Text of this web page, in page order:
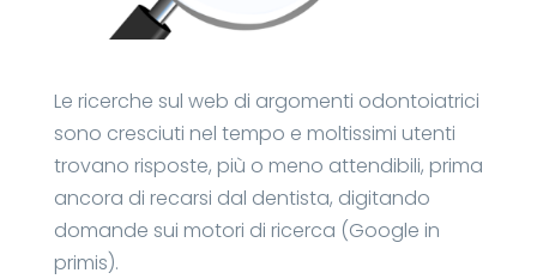
Le ricerche sul web di argomenti odontoiatrici
sono cresciuti nel tempo e moltissimi utenti
trovano risposte, più o meno attendibili, prima
ancora di recarsi dal dentista, digitando
domande sui motori di ricerca (Google in
primis).